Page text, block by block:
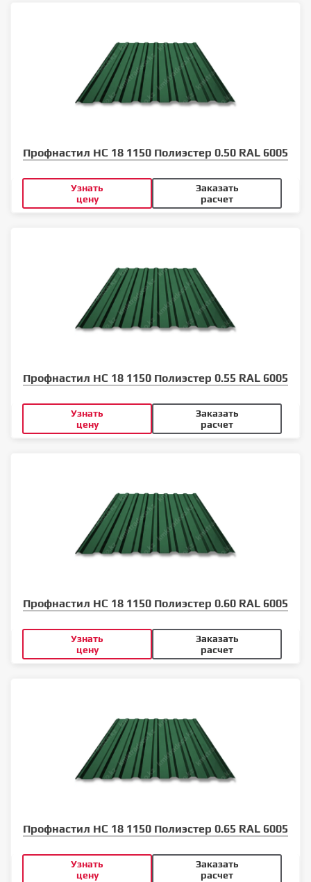
Профнастил НС 18 1150 Полиэстер 0.50 RAL 6005
Узнать
цену
Заказать
расчет
Профнастил НС 18 1150 Полиэстер 0.55 RAL 6005
Узнать
цену
Заказать
расчет
Профнастил НС 18 1150 Полиэстер 0.60 RAL 6005
Узнать
цену
Заказать
расчет
Профнастил НС 18 1150 Полиэстер 0.65 RAL 6005
Узнать
цену
Заказать
расчет